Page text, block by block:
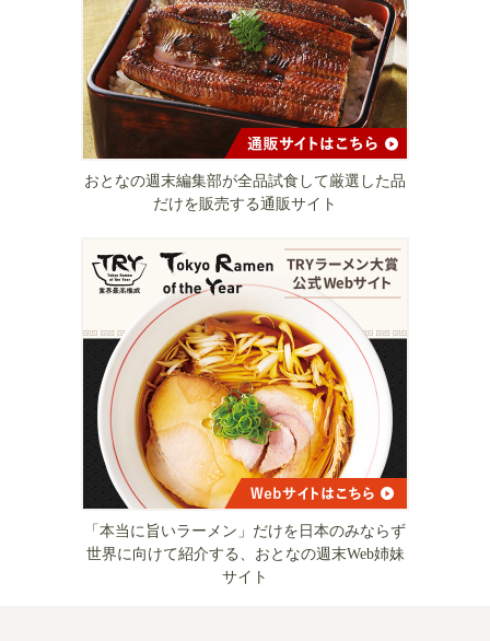
おとなの週末編集部が全品試食して厳選した品
だけを販売する通販サイト
「本当に旨いラーメン」だけを日本のみならず
世界に向けて紹介する、おとなの週末Web姉妹
サイト